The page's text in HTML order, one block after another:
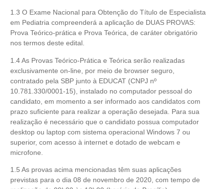
1.3 O Exame Nacional para Obtenção do Título de Especialista
em Pediatria compreenderá a aplicação de DUAS PROVAS:
Prova Teórico-prática e Prova Teórica, de caráter obrigatório
nos termos deste edital.
1.4 As Provas Teórico-Prática e Teórica serão realizadas
exclusivamente on-line, por meio de browser seguro,
contratado pela SBP junto à EDUCAT (CNPJ nº
10.781.330/0001-15), instalado no computador pessoal do
candidato, em momento a ser informado aos candidatos com
prazo suficiente para realizar a operação desejada. Para sua
realização é necessário que o candidato possua computador
desktop ou laptop com sistema operacional Windows 7 ou
superior, com acesso à internet e dotado de webcam e
microfone.
1.5 As provas acima mencionadas têm suas aplicações
previstas para o dia 08 de novembro de 2020, com tempo de